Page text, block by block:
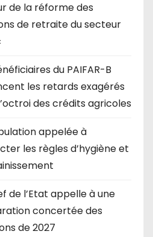
de la réforme des
de retraite du secteur
du PAIFAR-B
les retards exagérés
des crédits agricoles
appelée à
les règles d’hygiène et
de l’Etat appelle à une
concertée des
de 2027